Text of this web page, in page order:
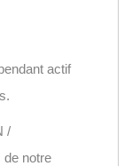
actif
/
notre